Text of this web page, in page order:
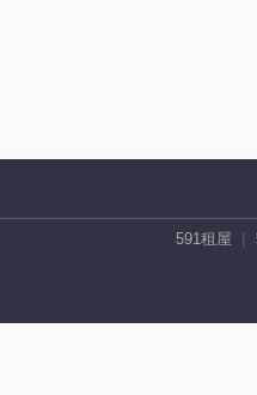
591租屋